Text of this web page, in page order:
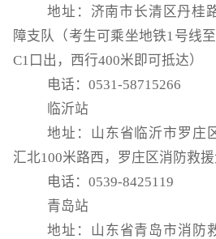
地址：济南市长清区丹桂
障支队（考生可乘坐地铁1号线
C1口出，西行400米即可抵达）
电话：0531-58715266
临沂站
地址：山东省临沂市罗庄
汇北100米路西，罗庄区消防救援
电话：0539-8425119
青岛站
地址：山东省青岛市消防